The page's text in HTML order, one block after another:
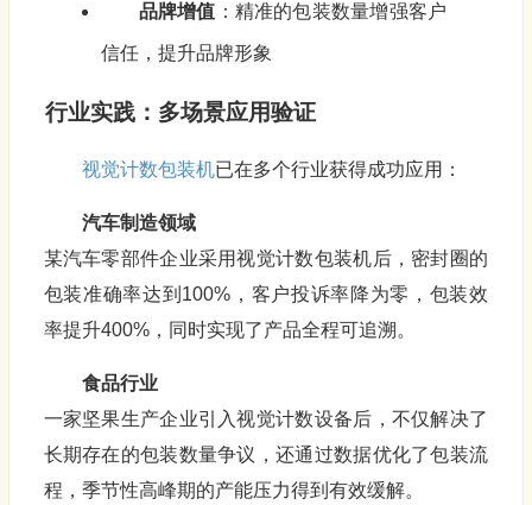
品牌增值 ：精准的包装数量增强客户
信任，提升品牌形象
行业实践：多场景应用验证
视觉计数包装机已在多个行业获得成功应用：
汽车制造领域
某汽车零部件企业采用视觉计数包装机后，密封圈的
包装准确率达到100%，客户投诉率降为零，包装效
率提升400%，同时实现了产品全程可追溯。
食品行业
一家坚果生产企业引入视觉计数设备后，不仅解决了
长期存在的包装数量争议，还通过数据优化了包装流
程，季节性高峰期的产能压力得到有效缓解。